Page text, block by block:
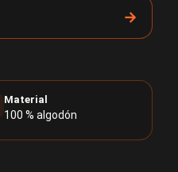
Material
100 % algodón